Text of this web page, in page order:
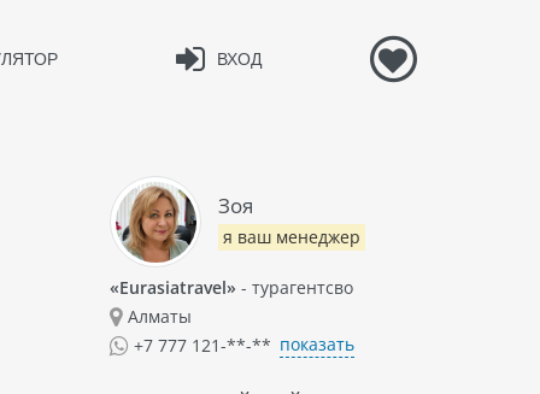
ВХОД
Зоя
я ваш менеджер
«Eurasiatravel» - турагентсво
Алматы
+7 777 121-**-** показать